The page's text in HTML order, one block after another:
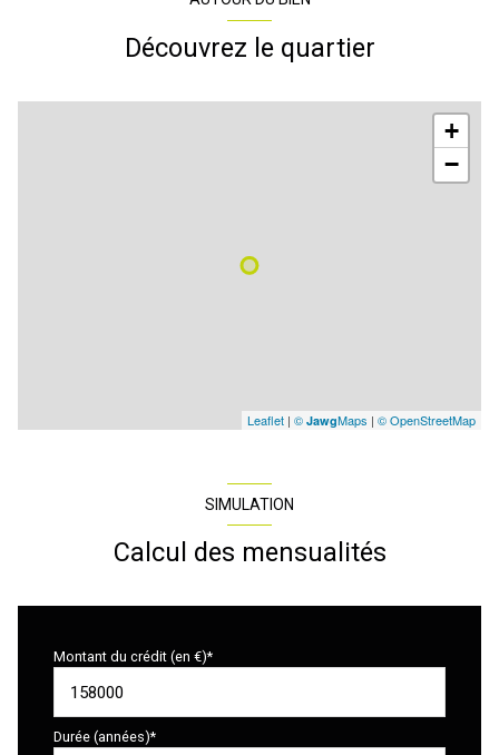
Découvrez le quartier
+
−
Leaflet | © JawgMaps | © OpenStreetMap
SIMULATION
Calcul des mensualités
Montant du crédit (en €)*
Durée (années)*